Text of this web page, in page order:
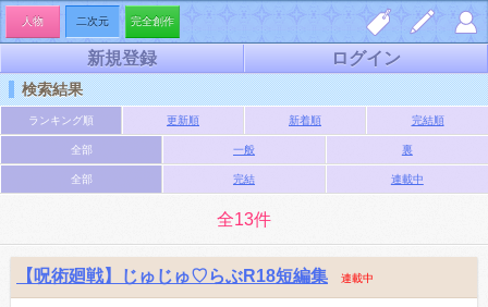
人物 二次元 完全創作
しお
り一 説を
書く
ペー
新規登録 ログイン
検索結果
ランキング順 更新順 新着順 完結順
全部 一般 裏
全部 完結 連載中
全13件
【呪術廻戦】じゅじゅ♡らぶR18短編集 連載中